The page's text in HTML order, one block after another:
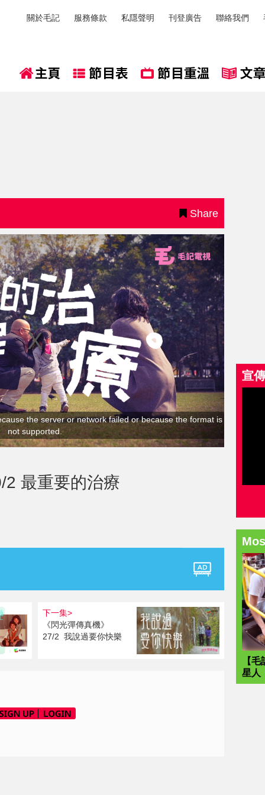
關於毛記 服務條款 私隱聲明 刊登廣告 聯絡我們
Share
the server or network failed or because the format is
not supported.
2 最重要的治療
下一集>
《閃光彈傳真機》
27/2 我說過要你快樂
宣
【
星人